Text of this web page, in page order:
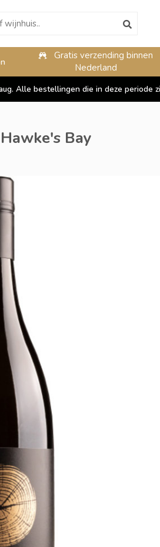
Gratis verzending binnen
Nederland
Alle bestellingen die in deze periode
Bay